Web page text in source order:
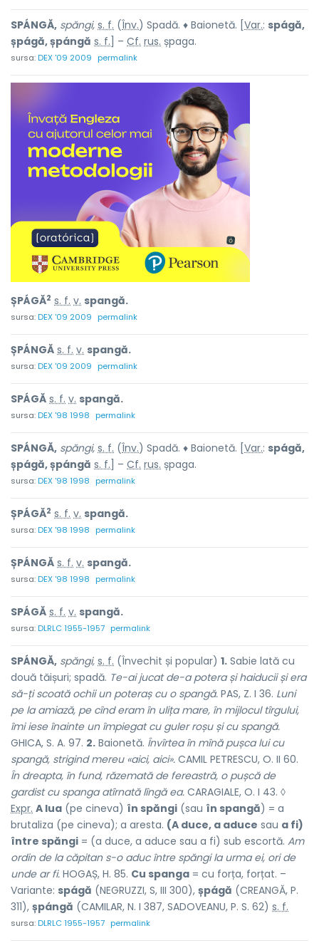
SPÁNGĂ, spăngi, s. f. (Înv.) Spadă. ♦ Baionetă. [ Var.: spágă,
șpágă, șpángă s. f. ] – Cf. rus. șpaga.
sursa:DEX '09 2009 permalink
ȘPÁGĂ2 s. f. v. spangă.
sursa:DEX '09 2009 permalink
ȘPÁNGĂ s. f. v. spangă.
sursa:DEX '09 2009 permalink
SPÁGĂ s. f. v. spangă.
sursa:DEX '98 1998 permalink
SPÁNGĂ, spăngi, s. f. (Înv.) Spadă. ♦ Baionetă. [ Var.: spágă,
șpágă, șpángă s. f. ] – Cf. rus. șpaga.
sursa:DEX '98 1998 permalink
ȘPÁGĂ2 s. f. v. spangă.
sursa:DEX '98 1998 permalink
ȘPÁNGĂ s. f. v. spangă.
sursa:DEX '98 1998 permalink
SPÁGĂ s. f. v. spangă.
sursa:DLRLC 1955-1957 permalink
SPÁNGĂ, spăngi, s. f. (Învechit și popular) 1. Sabie lată cu
două tăișuri; spadă. Te-ai jucat de-a potera și haiducii și era
să-ți scoată ochii un poteraș cu o spangă. PAS, Z. I 36. Luni
pe la amiază, pe cînd eram în ulița mare, în mijlocul tîrgului,
îmi iese înainte un împiegat cu guler roșu și cu spangă.
GHICA, S. A. 97. 2. Baionetă. Învîrtea în mînă pușca lui cu
spangă, strigind mereu «aici, aici». CAMIL PETRESCU, O. II 60.
În dreapta, în fund, răzemată de fereastră, o pușcă de
gardist cu spanga atîrnată lîngă ea. CARAGIALE, O. I 43. ◊
Expr. A lua (pe cineva) în spăngi (sau în spangă) = a
brutaliza (pe cineva); a aresta. (A duce, a aduce sau a fi)
între spăngi = (a duce, a aduce sau a fi) sub escortă. Am
ordin de la căpitan s-o aduc între spăngi la urma ei, ori de
unde ar fi. HOGAȘ, H. 85. Cu spanga = cu forța, forțat. –
Variante: spágă (NEGRUZZI, S, III 300), șpágă (CREANGĂ, P.
311), șpángă (CAMILAR, N. I 387, SADOVEANU, P. S. 62) s. f.
sursa:DLRLC 1955-1957 permalink